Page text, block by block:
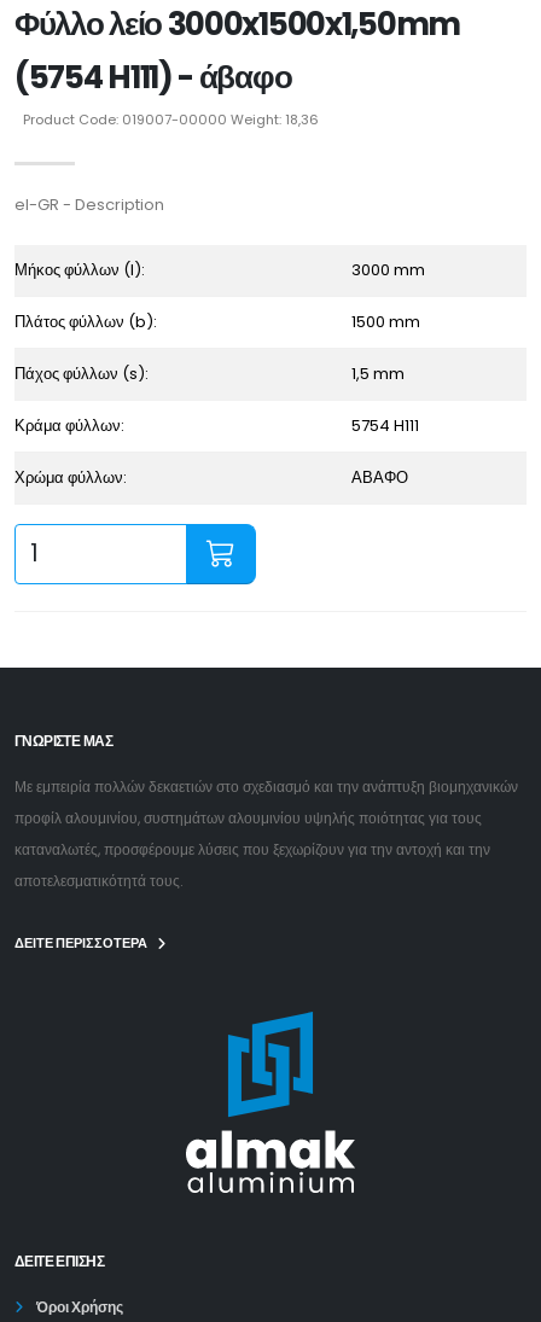
Φύλλο λείο 3000x1500x1,50mm
(5754 H111) - άβαφο
Product Code: 019007-00000 Weight: 18,36
el-GR - Description
Μήκος φύλλων (l): 3000 mm
Πλάτος φύλλων (b): 1500 mm
Πάχος φύλλων (s): 1,5 mm
Κράμα φύλλων: 5754 H111
Χρώμα φύλλων: ΑΒΑΦΟ
ΓΝΩΡΙΣΤΕ ΜΑΣ
Με εμπειρία πολλών δεκαετιών στο σχεδιασμό και την ανάπτυξη βιομηχανικών
προφίλ αλουμινίου, συστημάτων αλουμινίου υψηλής ποιότητας για τους
καταναλωτές, προσφέρουμε λύσεις που ξεχωρίζουν για την αντοχή και την
αποτελεσματικότητά τους.
ΔΕΙΤΕ ΠΕΡΙΣΣΟΤΕΡΑ
ΔΕΊΤΕ ΕΠΙΣΗΣ
Όροι Χρήσης